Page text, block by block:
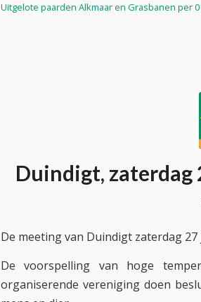
Uitgelote paarden Alkmaar en Grasbanen per
Duindigt, zaterdag
De meeting van Duindigt zaterdag
De voorspelling van hoge
organiserende vereniging doen